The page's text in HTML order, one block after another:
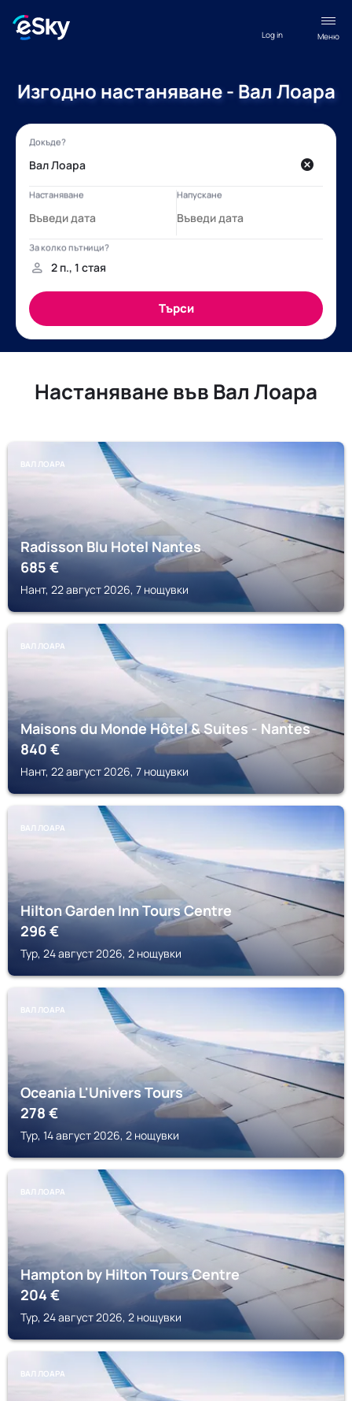
Меню
Log in
Изгодно настаняване - Вал Лоара
Настаняване във Вал Лоара
ВАЛ ЛОАРА
Radisson Blu Hotel Nantes
685€
Нант, 22 август 2026, 7 нощувки
ВАЛ ЛОАРА
Maisons du Monde Hôtel & Suites - Nantes
840€
Нант, 22 август 2026, 7 нощувки
ВАЛ ЛОАРА
Hilton Garden Inn Tours Centre
296€
Тур, 24 август 2026, 2 нощувки
ВАЛ ЛОАРА
Oceania L'Univers Tours
278€
Тур, 14 август 2026, 2 нощувки
ВАЛ ЛОАРА
Hampton by Hilton Tours Centre
204€
Тур, 24 август 2026, 2 нощувки
ВАЛ ЛОАРА